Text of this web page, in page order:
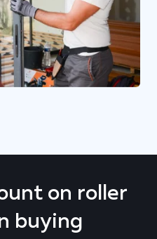
on roller
buying